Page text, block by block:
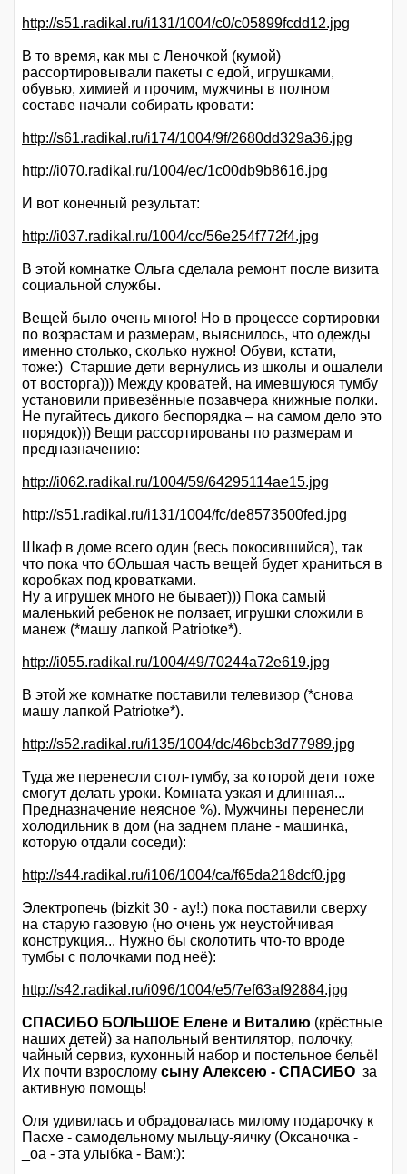
http://s51.radikal.ru/i131/1004/c0/c05899fcdd12.jpg
В то время, как мы с Леночкой (кумой)
рассортировывали пакеты с едой, игрушками,
обувью, химией и прочим, мужчины в полном
составе начали собирать кровати:
http://s61.radikal.ru/i174/1004/9f/2680dd329a36.jpg
http://i070.radikal.ru/1004/ec/1c00db9b8616.jpg
И вот конечный результат:
http://i037.radikal.ru/1004/cc/56e254f772f4.jpg
В этой комнатке Ольга сделала ремонт после визита
социальной службы.
Вещей было очень много! Но в процессе сортировки
по возрастам и размерам, выяснилось, что одежды
именно столько, сколько нужно! Обуви, кстати,
тоже:) Старшие дети вернулись из школы и ошалели
от восторга))) Между кроватей, на имевшуюся тумбу
установили привезённые позавчера книжные полки.
Не пугайтесь дикого беспорядка – на самом дело это
порядок))) Вещи рассортированы по размерам и
предназначению:
http://i062.radikal.ru/1004/59/64295114ae15.jpg
http://s51.radikal.ru/i131/1004/fc/de8573500fed.jpg
Шкаф в доме всего один (весь покосившийся), так
что пока что бОльшая часть вещей будет храниться в
коробках под кроватками.
Ну а игрушек много не бывает))) Пока самый
маленький ребенок не ползает, игрушки сложили в
манеж (*машу лапкой Patriotке*).
http://i055.radikal.ru/1004/49/70244a72e619.jpg
В этой же комнатке поставили телевизор (*снова
машу лапкой Patriotке*).
http://s52.radikal.ru/i135/1004/dc/46bcb3d77989.jpg
Туда же перенесли стол-тумбу, за которой дети тоже
смогут делать уроки. Комната узкая и длинная...
Предназначение неясное %). Мужчины перенесли
холодильник в дом (на заднем плане - машинка,
которую отдали соседи):
http://s44.radikal.ru/i106/1004/ca/f65da218dcf0.jpg
Электропечь (bizkit 30 - ау!:) пока поставили сверху
на старую газовую (но очень уж неустойчивая
конструкция... Нужно бы сколотить что-то вроде
тумбы с полочками под неё):
http://s42.radikal.ru/i096/1004/e5/7ef63af92884.jpg
СПАСИБО БОЛЬШОЕ Елене и Виталию (крёстные
наших детей) за напольный вентилятор, полочку,
чайный сервиз, кухонный набор и постельное бельё!
Их почти взрослому сыну Алексею - СПАСИБО за
активную помощь!
Оля удивилась и обрадовалась милому подарочку к
Пасхе - самодельному мыльцу-яичку (Оксаночка -
_oa - эта улыбка - Вам:):